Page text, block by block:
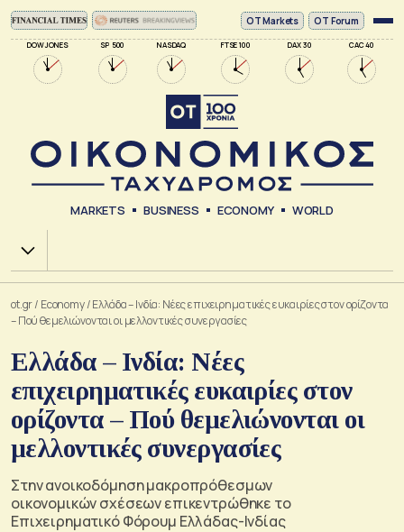
DOW JONES SP 500 NASDAQ FTSE 100 DAX 30 CAC 40
ΟΤ Markets OT Forum
MARKETS BUSINESS ECONOMY WORLD
Χ.Α.
ot.gr/ Economy/Ελλάδα – Ινδία: Νέες επιχειρηματικές ευκαιρίες στον ορίζοντα
– Πού θεμελιώνονται οι μελλοντικές συνεργασίες
Ελλάδα – Ινδία: Νέες
επιχειρηματικές ευκαιρίες στον
ορίζοντα – Πού θεμελιώνονται οι
μελλοντικές συνεργασίες
Στην ανοικοδόμηση μακροπρόθεσμων
οικονομικών σχέσεων επικεντρώθηκε το
Επιχειρηματικό Φόρουμ Ελλάδας-Ινδίας